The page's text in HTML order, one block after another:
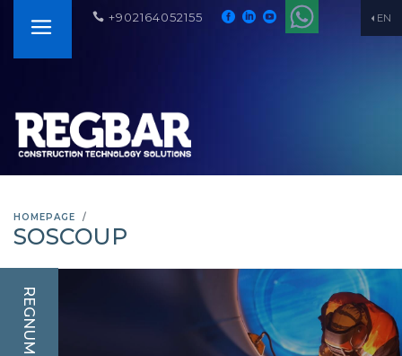
EN
+902164052155
HOMEPAGE
SOSCOUP
REGNUM